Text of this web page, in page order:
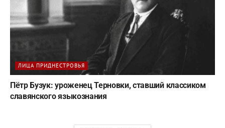
ЛИЦА ПРИДНЕСТРОВЬЯ
Пётр Бузук: уроженец Терновки, ставший классиком
славянского языкознания